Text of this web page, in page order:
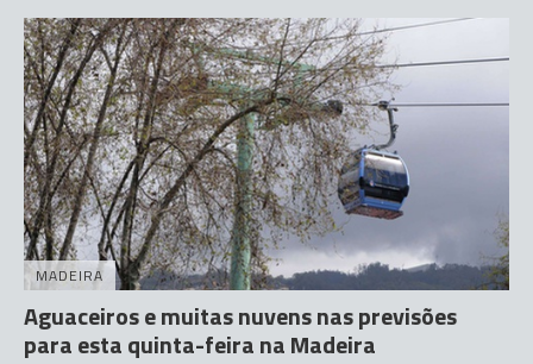
MADEIRA
Aguaceiros e muitas nuvens nas previsões
para esta quinta-feira na Madeira